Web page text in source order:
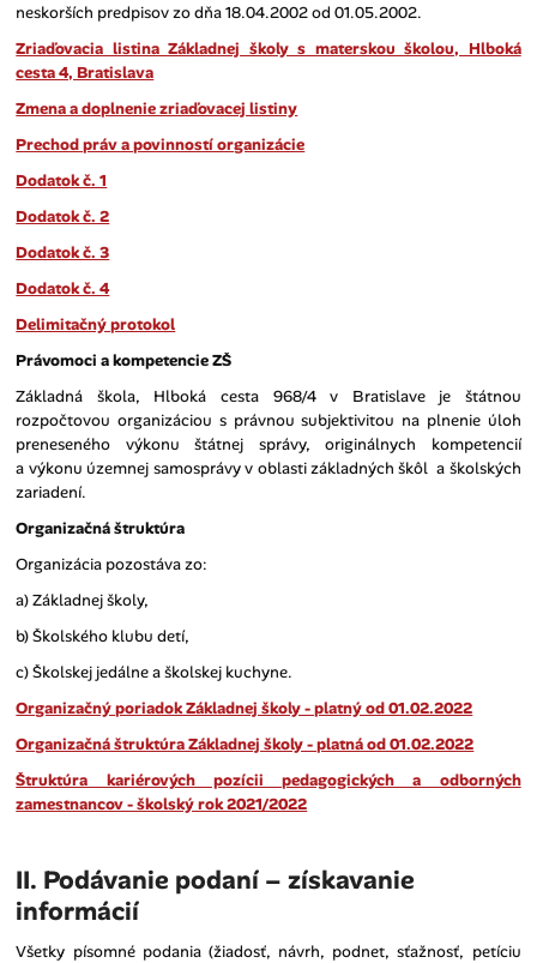
neskorších predpisov zo dňa 18.04.2002 od 01.05.2002.
Zriaďovacia listina Základnej školy s materskou školou, Hlboká
cesta 4, Bratislava
Zmena a doplnenie zriaďovacej listiny
Prechod práv a povinností organizácie
Dodatok č. 1
Dodatok č. 2
Dodatok č. 3
Dodatok č. 4
Delimitačný protokol
Právomoci a kompetencie ZŠ
Základná škola, Hlboká cesta 968/4 v Bratislave je štátnou
rozpočtovou organizáciou s právnou subjektivitou na plnenie úloh
preneseného výkonu štátnej správy, originálnych kompetencií
a výkonu územnej samosprávy v oblasti základných škôl a školských
zariadení.
Organizačná štruktúra
Organizácia pozostáva zo:
a) Základnej školy,
b) Školského klubu detí,
c) Školskej jedálne a školskej kuchyne.
Organizačný poriadok Základnej školy - platný od 01.02.2022
Organizačná štruktúra Základnej školy - platná od 01.02.2022
Štruktúra kariérových pozícii pedagogických a odborných
zamestnancov - školský rok 2021/2022
II. Podávanie podaní – získavanie
informácií
Všetky písomné podania (žiadosť, návrh, podnet, sťažnosť, petíciu